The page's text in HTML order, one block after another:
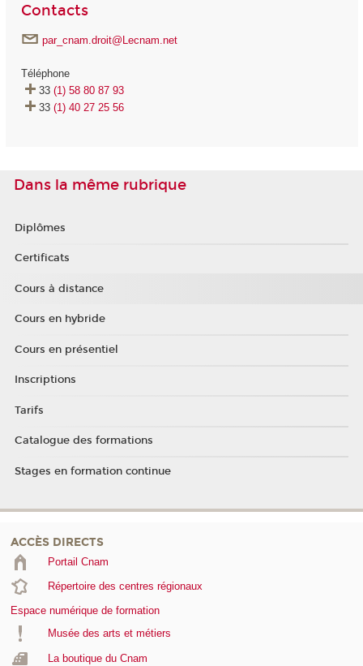
Contacts
par_cnam.droit@Lecnam.net
Téléphone
33 (1) 58 80 87 93
33 (1) 40 27 25 56
Dans la même rubrique
Diplômes
Certificats
Cours à distance
Cours en hybride
Cours en présentiel
Inscriptions
Tarifs
Catalogue des formations
Stages en formation continue
ACCÈS DIRECTS
Portail Cnam
Répertoire des centres régionaux
Espace numérique de formation
Musée des arts et métiers
La boutique du Cnam